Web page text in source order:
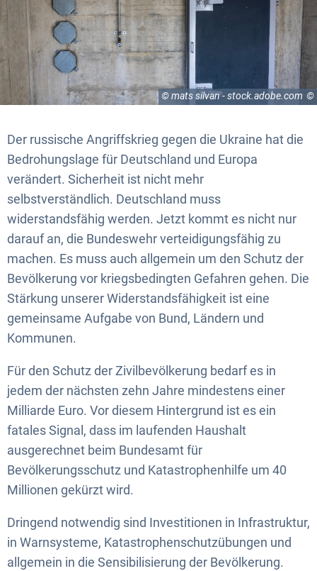
© mats silvan - stock.adobe.com
Der russische Angriffskrieg gegen die Ukraine hat die
Bedrohungslage für Deutschland und Europa
verändert. Sicherheit ist nicht mehr
selbstverständlich. Deutschland muss
widerstandsfähig werden. Jetzt kommt es nicht nur
darauf an, die Bundeswehr verteidigungsfähig zu
machen. Es muss auch allgemein um den Schutz der
Bevölkerung vor kriegsbedingten Gefahren gehen. Die
Stärkung unserer Widerstandsfähigkeit ist eine
gemeinsame Aufgabe von Bund, Ländern und
Kommunen.
Für den Schutz der Zivilbevölkerung bedarf es in
jedem der nächsten zehn Jahre mindestens einer
Milliarde Euro. Vor diesem Hintergrund ist es ein
fatales Signal, dass im laufenden Haushalt
ausgerechnet beim Bundesamt für
Bevölkerungsschutz und Katastrophenhilfe um 40
Millionen gekürzt wird.
Dringend notwendig sind Investitionen in Infrastruktur,
in Warnsysteme, Katastrophenschutzübungen und
allgemein in die Sensibilisierung der Bevölkerung.